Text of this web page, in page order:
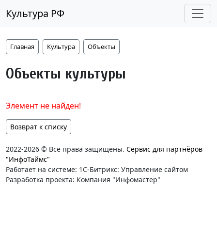
Культура РФ
Главная Культура Объекты
Объекты культуры
Элемент не найден!
Возврат к списку
2022-2026 © Все права защищены. Сервис для партнёров
"ИнфоТаймс"
Работает на системе: 1С-Битрикс: Управление сайтом
Разработка проекта: Компания "Инфомастер"